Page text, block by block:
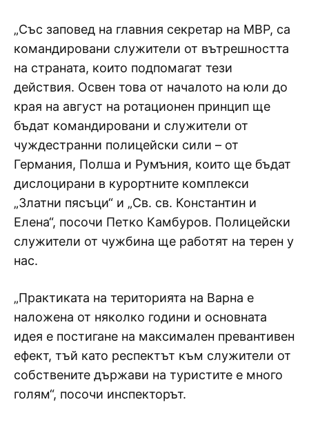
„Със заповед на главния секретар на МВР, са
командировани служители от вътрешността
на страната, които подпомагат тези
действия. Освен това от началото на юли до
края на август на ротационен принцип ще
бъдат командировани и служители от
чуждестранни полицейски сили – от
Германия, Полша и Румъния, които ще бъдат
дислоцирани в курортните комплекси
„Златни пясъци“ и „Св. св. Константин и
Елена“, посочи Петко Камбуров. Полицейски
служители от чужбина ще работят на терен у
нас.
„Практиката на територията на Варна е
наложена от няколко години и основната
идея е постигане на максимален превантивен
ефект, тъй като респектът към служители от
собствените държави на туристите е много
голям“, посочи инспекторът.